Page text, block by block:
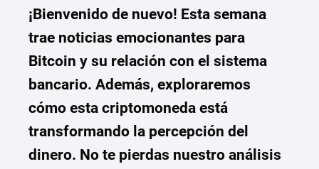
¡Bienvenido de nuevo! Esta semana
trae noticias emocionantes para
Bitcoin y su relación con el sistema
bancario. Además, exploraremos
cómo esta criptomoneda está
transformando la percepción del
dinero. No te pierdas nuestro análisis